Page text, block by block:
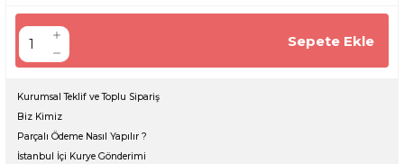
Sepete Ekle
Kurumsal Teklif ve Toplu Sipariş
Biz Kimiz
Parçalı Ödeme Nasıl Yapılır ?
İstanbul İçi Kurye Gönderimi